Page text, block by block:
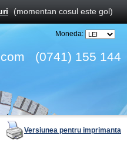
(momentan cosul este gol)
Moneda:
(0741) 155 144
Versiunea pentru imprimanta